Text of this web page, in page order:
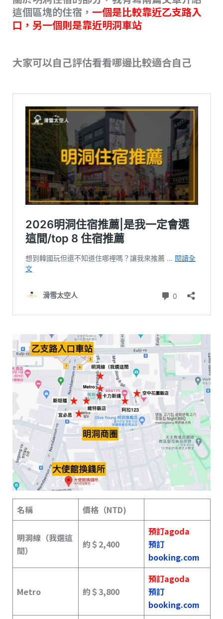
這個區塊的住宿， 一個是比較靠近乙支路入
口，另一個則是靠近明洞車站
大家可以自己評估看看哪邊比較適合自己
名稱 價格（NTD)
明洞線（我選這
間）
約＄2,400
預訂agoda
預訂
booking.com
Metro 約＄3,800
預訂agoda
預訂
booking.com